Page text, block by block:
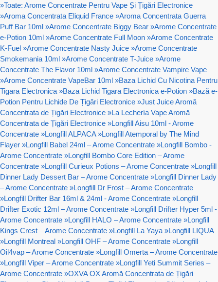
»Toate: Arome Concentrate Pentru Vape Și Țigări Electronice
»Aroma Concentrata Eliquid France »Aroma Concentrata Guerra
Puff Bar 10ml »Arome Concentrate Biggy Bear »Arome Concentrate
e-Potion 10ml »Arome Concentrate Full Moon »Arome Concentrate
K-Fuel »Arome Concentrate Nasty Juice »Arome Concentrate
Smokemania 10ml »Arome Concentrate T-Juice »Arome
Concentrate The Flavor 10ml »Arome Concentrate Vampire Vape
»Arome Concentrate VapeBar 10ml »Baza Lichid Cu Nicotina Pentru
Tigara Electronica »Baza Lichid Tigara Electronica e-Potion »Bază e-
Potion Pentru Lichide De Țigări Electronice »Just Juice Aromă
Concentrata de Țigări Electronice »La Lechería Vape Aromă
Concentrata de Țigări Electronice »Longfill Aisu 10ml - Arome
Concentrate »Longfill ALPACA »Longfill Atemporal by The Mind
Flayer »Longfill Babel 24ml – Arome Concentrate »Longfill Bombo -
Arome Concentrate »Longfill Bombo Core Edition – Arome
Concentrate »Longfill Curieux Potions – Arome Concentrate »Longfill
Dinner Lady Dessert Bar – Arome Concentrate »Longfill Dinner Lady
– Arome Concentrate »Longfill Dr Frost – Arome Concentrate
»Longfill Drifter Bar 16ml & 24ml - Arome Concentrate »Longfill
Drifter Exotic 12ml – Arome Concentrate »Longfill Drifter Hyper 5ml -
Arome Concentrate »Longfill HALO – Arome Concentrate »Longfill
Kings Crest – Arome Concentrate »Longfill La Yaya »Longfill LIQUA
»Longfill Montreal »Longfill OHF – Arome Concentrate »Longfill
Oil4vap – Arome Concentrate »Longfill Omerta – Arome Concentrate
»Longfill Viper – Arome Concentrate »Longfill Yeti Summit Series –
Arome Concentrate »OXVA OX Aromă Concentrata de Țigări